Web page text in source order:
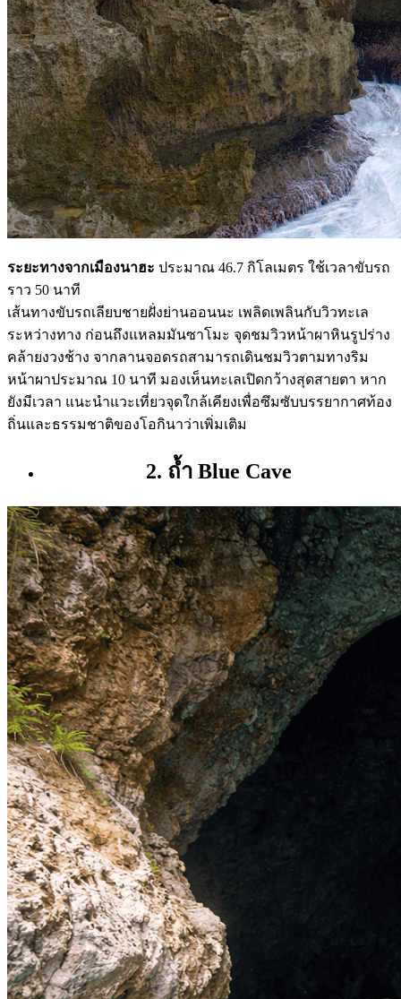
ระยะทางจากเมืองนาฮะ ประมาณ 46.7 กิโลเมตร ใช้เวลาขับรถ
ราว 50 นาที
เส้นทางขับรถเลียบชายฝั่งย่านออนนะ เพลิดเพลินกับวิวทะเล
ระหว่างทาง ก่อนถึงแหลมมันซาโมะ จุดชมวิวหน้าผาหินรูปร่าง
คล้ายงวงช้าง จากลานจอดรถสามารถเดินชมวิวตามทางริม
หน้าผาประมาณ 10 นาที มองเห็นทะเลเปิดกว้างสุดสายตา หาก
ยังมีเวลา แนะนำแวะเที่ยวจุดใกล้เคียงเพื่อซึมซับบรรยากาศท้อง
ถิ่นและธรรมชาติของโอกินาว่าเพิ่มเติม
2. ถ้ำ Blue Cave